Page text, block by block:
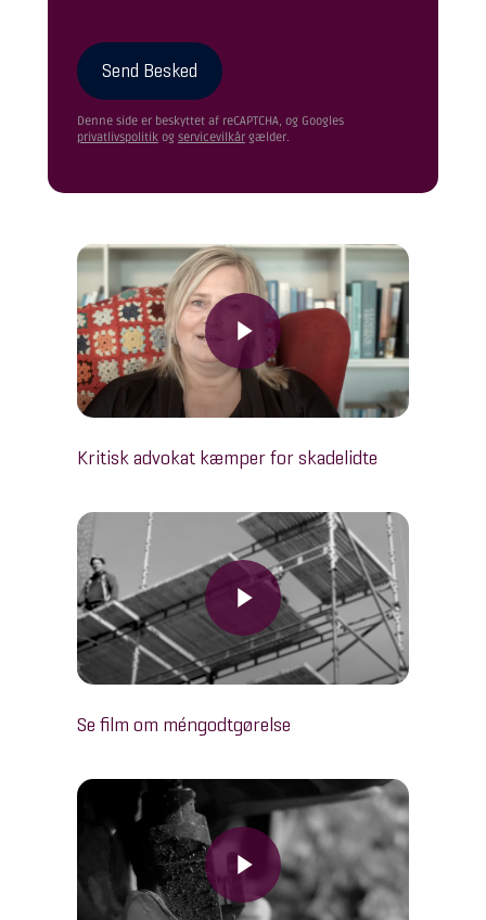
Denne side er beskyttet af reCAPTCHA, og Googles
privatlivspolitikog servicevilkårgælder.
Play Video
Play Video
Kritisk advokat kæmper for skadelidte
Play Video
Play Video
Se film om méngodtgørelse
Play Video
Play Video